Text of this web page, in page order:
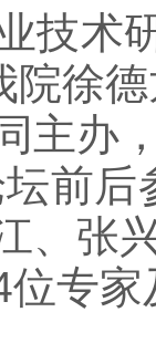
术研
院徐
主办
前
、张
专